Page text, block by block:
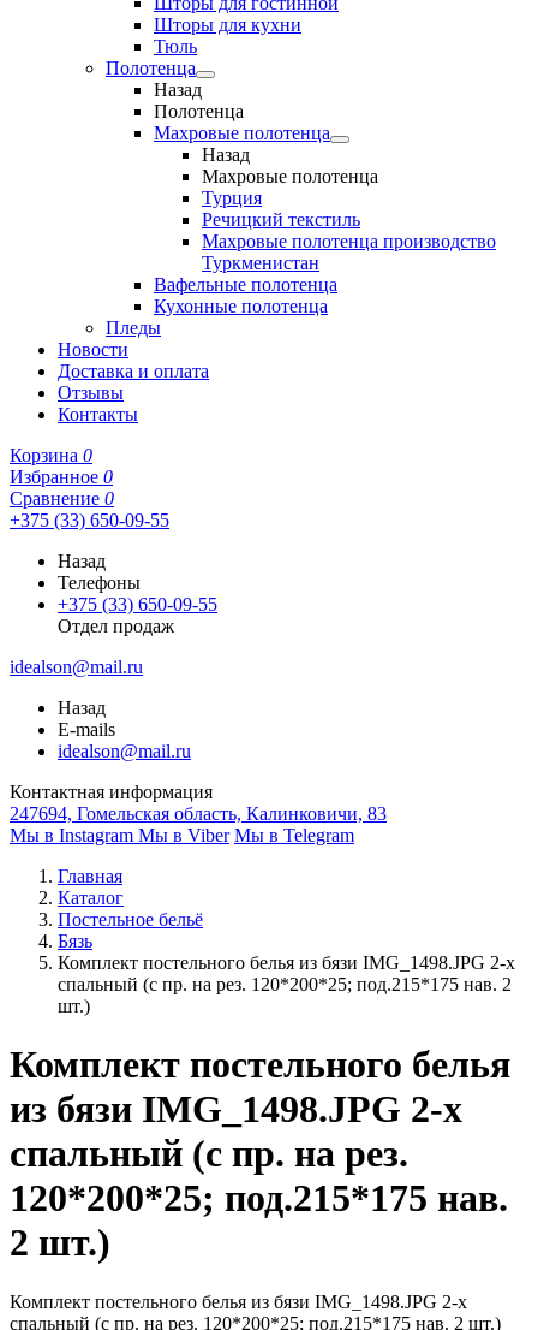
Шторы для кухни
Тюль
Полотенца
Назад
Полотенца
Махровые полотенца
Назад
Махровые полотенца
Турция
Речицкий текстиль
Махровые полотенца производство
Туркменистан
Вафельные полотенца
Кухонные полотенца
Пледы
Новости
Доставка и оплата
Отзывы
Контакты
Корзина 0
Избранное 0
Сравнение 0
+375 (33) 650-09-55
Назад
Телефоны
+375 (33) 650-09-55
Отдел продаж
idealson@mail.ru
Назад
E-mails
idealson@mail.ru
Контактная информация
247694, Гомельская область, Калинковичи, 83
Мы в Instagram Мы в Viber Мы в Telegram
Главная
Каталог
Постельное бельё
Бязь
Комплект постельного белья из бязи IMG_1498.JPG 2-х
спальный (с пр. на рез. 120*200*25; под.215*175 нав. 2
шт.)
Комплект постельного белья
из бязи IMG_1498.JPG 2-х
спальный (с пр. на рез.
120*200*25; под.215*175 нав.
2 шт.)
Комплект постельного белья из бязи IMG_1498.JPG 2-х
спальный (с пр. на рез. 120*200*25; под.215*175 нав. 2 шт.)